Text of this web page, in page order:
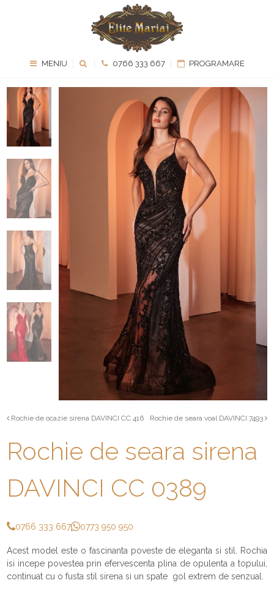
MENIU 0766 333 667 PROGRAMARE
Rochie de ocazie sirena DAVINCI CC 416 Rochie de seara voal DAVINCI 7493
Rochie de seara sirena
DAVINCI CC 0389
0766 333 667 0773 950 950
Acest model este o fascinanta poveste de eleganta si stil. Rochia
isi incepe povestea prin efervescenta plina de opulenta a topului,
continuat cu o fusta stil sirena si un spate gol extrem de senzual.